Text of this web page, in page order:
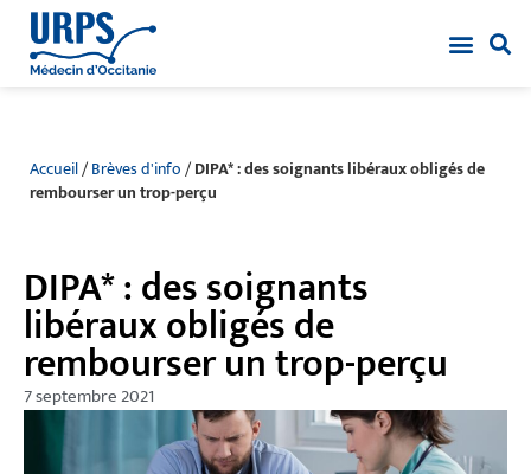
Accueil/Brèves d'info/DIPA* : des soignants libéraux obligés de
rembourser un trop-perçu
DIPA* : des soignants
libéraux obligés de
rembourser un trop-perçu
7 septembre 2021